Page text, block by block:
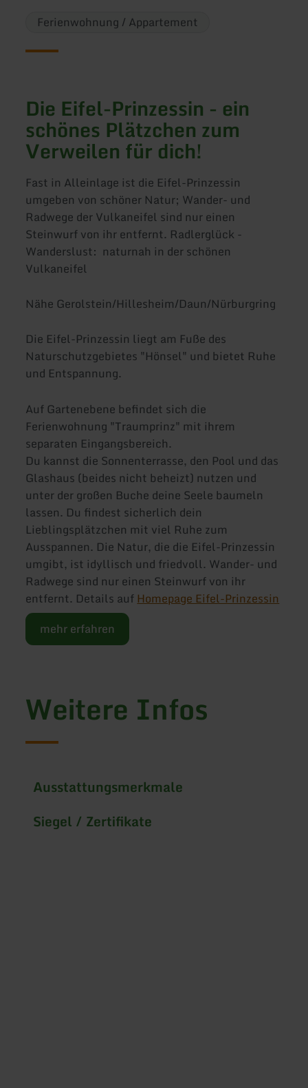
Ferienwohnung / Appartement
Die Eifel-Prinzessin - ein
schönes Plätzchen zum
Verweilen für dich!
Fast in Alleinlage ist die Eifel-Prinzessin
umgeben von schöner Natur; Wander- und
Radwege der Vulkaneifel sind nur einen
Steinwurf von ihr entfernt. Radlerglück -
Wanderslust: naturnah in der schönen
Vulkaneifel
Nähe Gerolstein/Hillesheim/Daun/Nürburgring
Die Eifel-Prinzessin liegt am Fuße des
Naturschutzgebietes "Hönsel" und bietet Ruhe
und Entspannung.
Auf Gartenebene befindet sich die
Ferienwohnung "Traumprinz" mit ihrem
separaten Eingangsbereich.
Du kannst die Sonnenterrasse, den Pool und das
Glashaus (beides nicht beheizt) nutzen und
unter der großen Buche deine Seele baumeln
lassen. Du findest sicherlich dein
Lieblingsplätzchen mit viel Ruhe zum
Ausspannen. Die Natur, die die Eifel-Prinzessin
umgibt, ist idyllisch und friedvoll. Wander- und
Radwege sind nur einen Steinwurf von ihr
entfernt. Details auf Homepage Eifel-Prinzessin
mehr erfahren
Weitere Infos
Ausstattungsmerkmale
Siegel / Zertifikate